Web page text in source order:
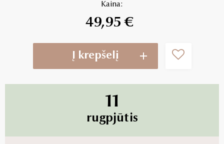
Kaina:
49,95 €
Į krepšelį
11
rugpjūtis